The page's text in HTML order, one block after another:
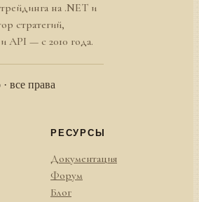
на .NET и
стратегий,
API — с 2010 года.
все права
РЕСУРСЫ
Документация
Форум
Блог